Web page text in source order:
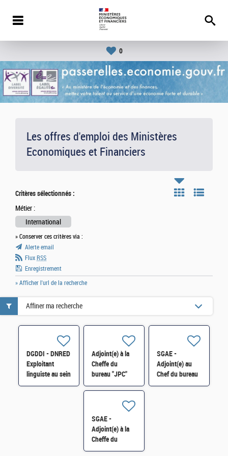
0
Les offres d'emploi des Ministères
Economiques et Financiers
Critères sélectionnés :
Métier :
International
» Conserver ces critères via :
Alerte email
Flux RSS
Enregistrement
» Afficher l'url de la recherche
DGDDI - DNRED
Exploitant
linguiste au sein
du groupement
Adjoint(e) à la
Cheffe du
bureau "JPC"
Pénal H/F
SGAE -
Adjoint(e) au
Chef du bureau
Sécurité
SGAE -
Adjoint(e) à la
Cheffe du
bureau
Affiner ma recherche